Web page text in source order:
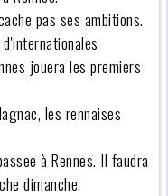
pas ses ambitions.
jouera les premiers
les rennaises
à Rennes. Il faudra
dimanche.